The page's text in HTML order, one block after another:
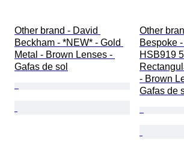
Other brand - David
Beckham - *NEW* - Gold
Metal - Brown Lenses -
Gafas de sol
Other
Bespoke
HSB919
- Brown
Gafas de